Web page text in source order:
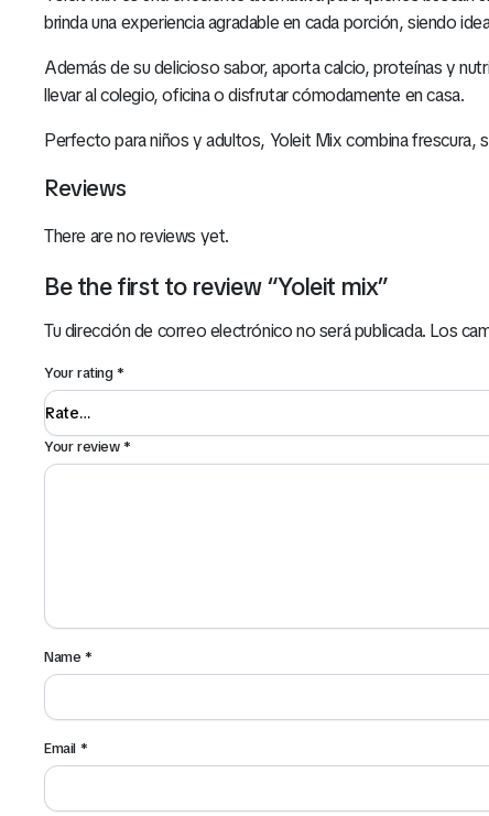
brinda una experiencia agradable en cada porción, siendo
Además de su delicioso sabor, aporta calcio, proteínas y
llevar al colegio, oficina o disfrutar cómodamente en casa.
Perfecto para niños y adultos, Yoleit Mix combina
Reviews
There are no reviews yet.
Be the first to review “Yoleit mix”
Tu dirección de correo electrónico no será publicada. Los
Your rating*
Your review*
Name*
Email *